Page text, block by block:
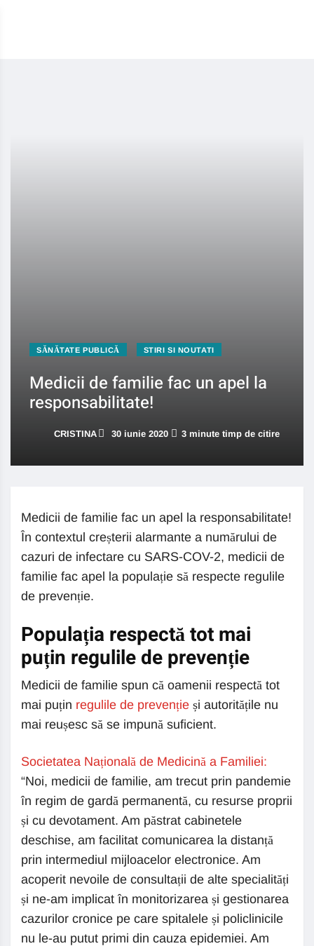
SĂNĂTATE PUBLICĂ STIRI SI NOUTATI
Medicii de familie fac un apel la
responsabilitate!
CRISTINA 30 iunie 2020 3 minute timp de citire
Medicii de familie fac un apel la responsabilitate!
În contextul creșterii alarmante a numărului de
cazuri de infectare cu SARS-COV-2, medicii de
familie fac apel la populație să respecte regulile
de prevenție.
Populația respectă tot mai
puțin regulile de prevenție
Medicii de familie spun că oamenii respectă tot
mai puțin regulile de prevenție și autoritățile nu
mai reușesc să se impună suficient.
Societatea Națională de Medicină a Familiei:
“Noi, medicii de familie, am trecut prin pandemie
în regim de gardă permanentă, cu resurse proprii
și cu devotament. Am păstrat cabinetele
deschise, am facilitat comunicarea la distanță
prin intermediul mijloacelor electronice. Am
acoperit nevoile de consultații de alte specialități
și ne-am implicat în monitorizarea și gestionarea
cazurilor cronice pe care spitalele și policlinicile
nu le-au putut primi din cauza epidemiei. Am